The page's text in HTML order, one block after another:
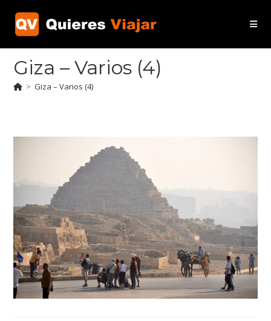
contenido
Giza – Varios (4)
> Giza – Varios (4)